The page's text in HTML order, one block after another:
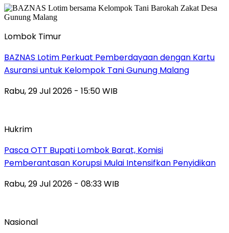
Lombok Timur
BAZNAS Lotim Perkuat Pemberdayaan dengan Kartu
Asuransi untuk Kelompok Tani Gunung Malang
Rabu, 29 Jul 2026 - 15:50 WIB
Hukrim
Pasca OTT Bupati Lombok Barat, Komisi
Pemberantasan Korupsi Mulai Intensifkan Penyidikan
Rabu, 29 Jul 2026 - 08:33 WIB
Nasional